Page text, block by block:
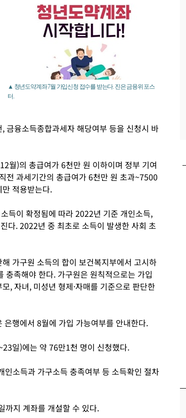
▲ 청년도약계좌 7월 가입신청 접수를 받는다. 진은 금융위 포스
터.
금융소득종합과세자 해당여부 등을 신청시 바
월)의 총급여가 6천만 원 이하이며 정부 기여
전 과세기간의 총급여가 6천만 원 초과~7500
적용받는다.
득이 확정됨에 따라 2022년 기준 개인소득,
다. 2022년 중 최초로 소득이 발생한 사회 초
가구원 소득의 합이 보건복지부에서 고시하
족해야 한다. 가구원은 원칙적으로는 가입
, 자녀, 미성년 형제·자매를 기준으로 판단한
행에서 8월에 가입 가능여부를 안내한다.
일)에는 약 76만1천 명이 신청했다.
소득과 가구소득 충족여부 등 소득확인 절차
까지 계좌를 개설할 수 있다.